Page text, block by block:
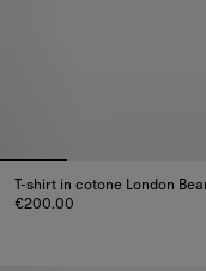
T-shirt in cotone London
€200.00
T-shirt in cotone